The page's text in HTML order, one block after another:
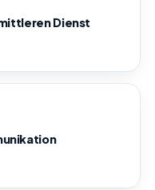
Dienst